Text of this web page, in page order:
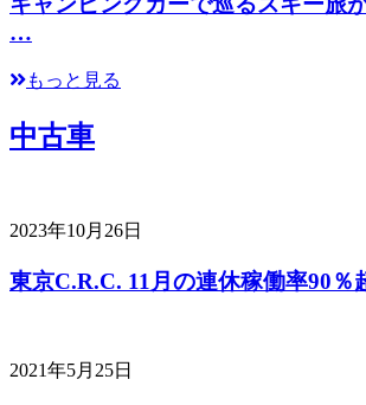
…
もっと見る
中古車
2023年10月26日
東京C.R.C. 11月の連休稼働率90
2021年5月25日